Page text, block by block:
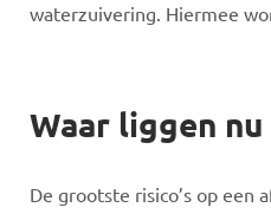
waterzuivering. Hiermee
Waar liggen
De grootste risico’s op